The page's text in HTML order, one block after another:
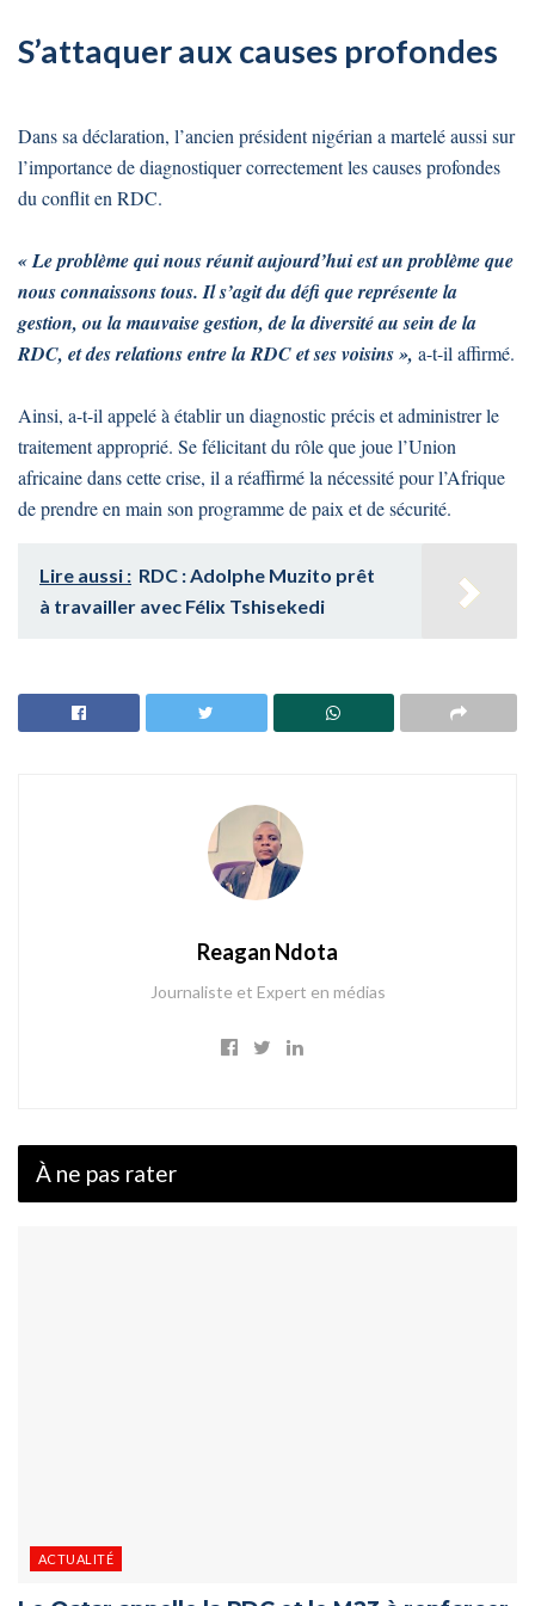
S’attaquer aux causes profondes
Dans sa déclaration, l’ancien président nigérian a martelé aussi sur
l’importance de diagnostiquer correctement les causes profondes
du conflit en RDC.
« Le problème qui nous réunit aujourd’hui est un problème que
nous connaissons tous. Il s’agit du défi que représente la
gestion, ou la mauvaise gestion, de la diversité au sein de la
RDC, et des relations entre la RDC et ses voisins », a-t-il affirmé.
Ainsi, a-t-il appelé à établir un diagnostic précis et administrer le
traitement approprié. Se félicitant du rôle que joue l’Union
africaine dans cette crise, il a réaffirmé la nécessité pour l’Afrique
de prendre en main son programme de paix et de sécurité.
Lire aussi : RDC : Adolphe Muzito prêt
à travailler avec Félix Tshisekedi
Reagan Ndota
Journaliste et Expert en médias
À ne pas rater
ACTUALITÉ